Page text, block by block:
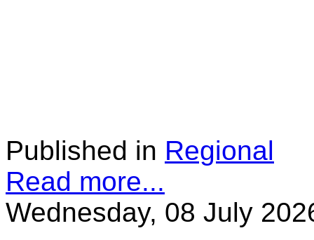
Published in Regional
Read more...
Wednesday, 08 July